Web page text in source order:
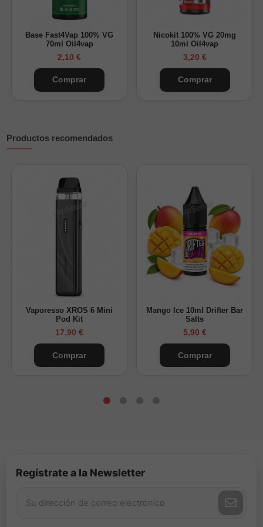
Base Fast4Vap 100% VG
70ml Oil4vap
2,10 €
Comprar
Nicokit 100% VG 20mg
10ml Oil4vap
3,20 €
Comprar
Productos recomendados
Vaporesso XROS 6 Mini
Pod Kit
17,90 €
Comprar
Mango Ice 10ml Drifter Bar
Salts
5,90 €
Comprar
Regístrate a la Newsletter